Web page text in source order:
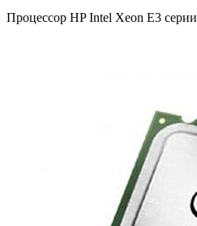
Процессор HP Intel Xeon E3 серии